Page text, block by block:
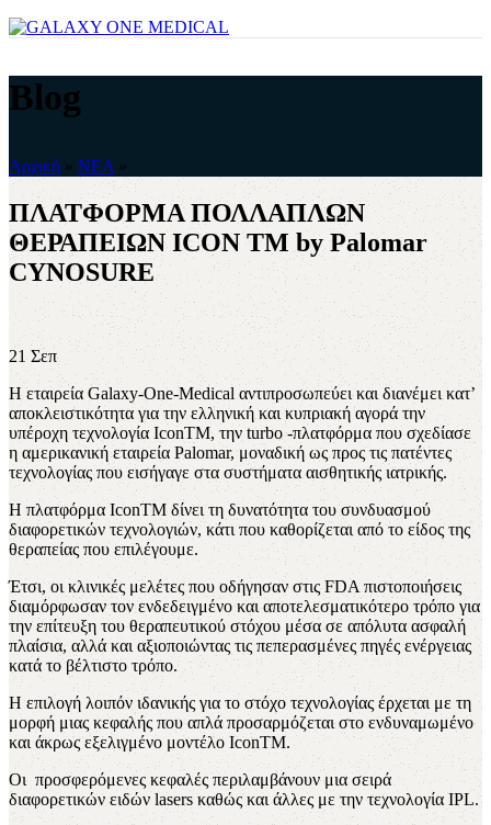
Blog
Αρχική » ΝΕΑ »
ΠΛΑΤΦΟΡΜΑ ΠΟΛΛΑΠΛΩΝ
ΘΕΡΑΠΕΙΩΝ ICON TM by Palomar
CYNOSURE
21Σεπ
Η εταιρεία Galaxy-One-Medical αντιπροσωπεύει και διανέμει κατ’
αποκλειστικότητα για την ελληνική και κυπριακή αγορά την
υπέροχη τεχνολογία IconTM, την turbo -πλατφόρμα που σχεδίασε
η αμερικανική εταιρεία Palomar, μοναδική ως προς τις πατέντες
τεχνολογίας που εισήγαγε στα συστήματα αισθητικής ιατρικής.
Η πλατφόρμα IconTM δίνει τη δυνατότητα του συνδυασμού
διαφορετικών τεχνολογιών, κάτι που καθορίζεται από το είδος της
θεραπείας που επιλέγουμε.
Έτσι, οι κλινικές μελέτες που οδήγησαν στις FDA πιστοποιήσεις
διαμόρφωσαν τον ενδεδειγμένο και αποτελεσματικότερο τρόπο για
την επίτευξη του θεραπευτικού στόχου μέσα σε απόλυτα ασφαλή
πλαίσια, αλλά και αξιοποιώντας τις πεπερασμένες πηγές ενέργειας
κατά το βέλτιστο τρόπο.
Η επιλογή λοιπόν ιδανικής για το στόχο τεχνολογίας έρχεται με τη
μορφή μιας κεφαλής που απλά προσαρμόζεται στο ενδυναμωμένο
και άκρως εξελιγμένο μοντέλο IconTM.
Οι προσφερόμενες κεφαλές περιλαμβάνουν μια σειρά
διαφορετικών ειδών lasers καθώς και άλλες με την τεχνολογία IPL.